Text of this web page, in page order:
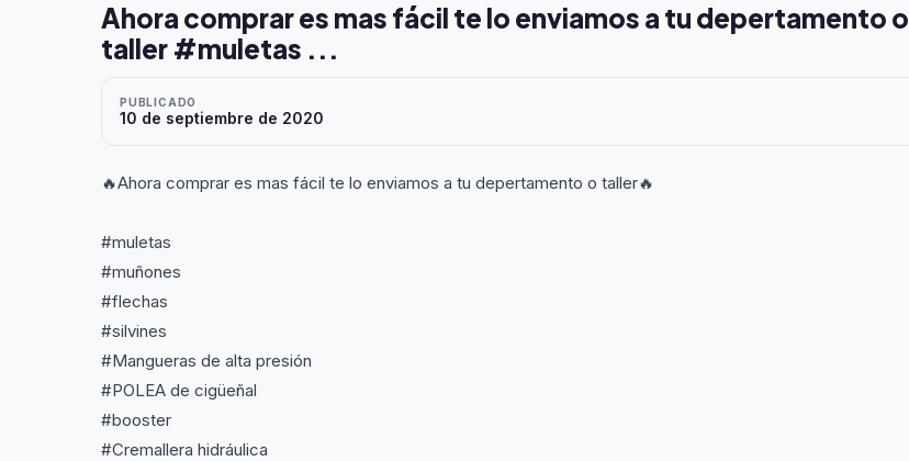
Ahora comprar es mas fácil te lo enviamos a tu depertamento o
taller #muletas ...
PUBLICADO
10 de septiembre de 2020
🔥Ahora comprar es mas fácil te lo enviamos a tu depertamento o taller🔥
#muletas
#muñones
#flechas
#silvines
#Mangueras de alta presión
#POLEA de cigüeñal
#booster
#Cremallera hidráulica